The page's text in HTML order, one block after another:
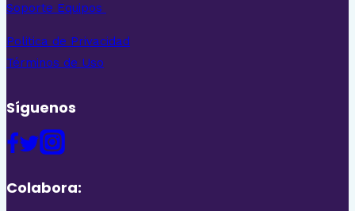
Soporte Equipos
Politica de Privacidad
Términos de Uso
Síguenos
Colabora: